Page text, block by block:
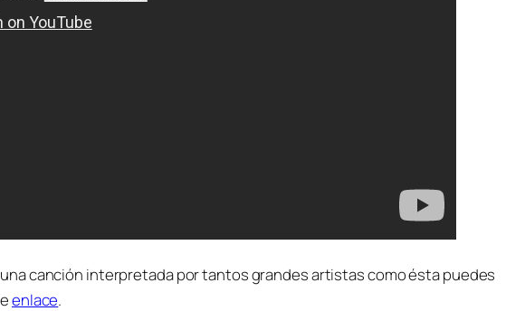
canción interpretada por tantos grandes artistas como ésta puedes
enlace.